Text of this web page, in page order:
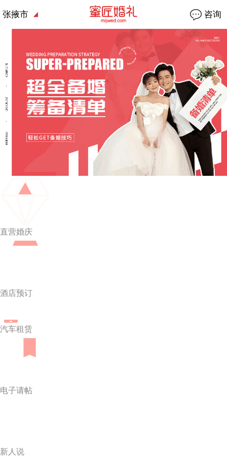
张掖市 咨询
直营婚庆
酒店预订
汽车租赁
电子请帖
新人说